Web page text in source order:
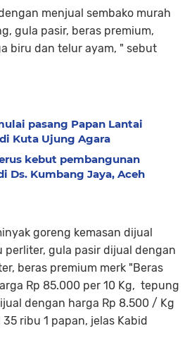
menjual sembako murah
gula pasir, beras premium,
biru dan telur ayam, " sebut
pasang Papan Lantai
Kuta Ujung Agara
kebut pembangunan
Ds. Kumbang Jaya, Aceh
goreng kemasan dijual
perliter, gula pasir dijual dengan
beras premium merk "Beras
Rp 85.000 per 10 Kg, tepung
dengan harga Rp 8.500 / Kg
ribu 1 papan, jelas Kabid